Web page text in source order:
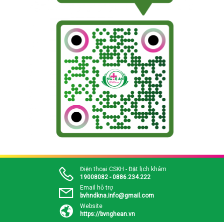
Điện thoại CSKH - Đặt lịch khám
19008082 - 0886.234.222
Email hỗ trợ
bvhndkna.info@gmail.com
Website
https://bvnghean.vn